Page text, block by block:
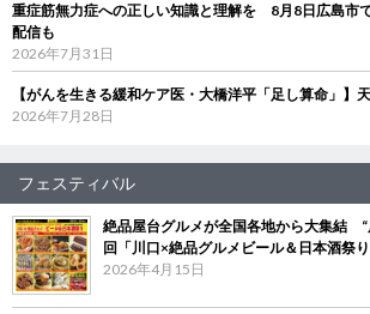
重症筋無力症への正しい知識と理解を 8月8日広島市
配信も
2026年7月31日
【がんを生きる緩和ケア医・大橋洋平「足し算命」】
2026年7月28日
フェスティバル
絶品屋台グルメが全国各地から大集結 “
回「川口×絶品グルメビール＆日本酒祭
2026年4月15日